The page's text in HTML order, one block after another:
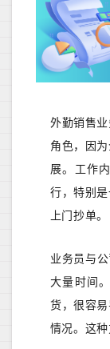
外勤销售
角色，因
展。工作
行，特别
上门抄单。
业务员与
大量时间
货，很容
情况。这种